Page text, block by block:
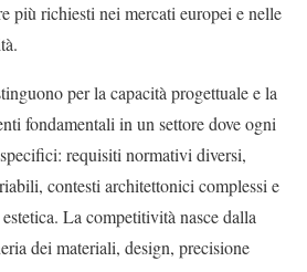
più richiesti nei mercati europei e nelle
per la capacità progettuale e la
fondamentali in un settore dove ogni
requisiti normativi diversi,
contesti architettonici complessi e
La competitività nasce dalla
dei materiali, design, precisione